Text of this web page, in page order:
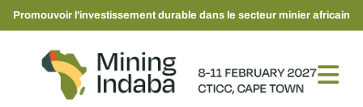
Promouvoir l'investissement durable dans le secteur minier africain